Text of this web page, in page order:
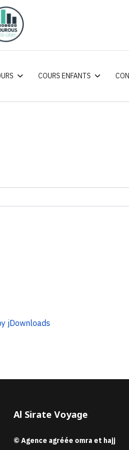
COURS ENFANTS
jDownloads
Al Sirate Voyage
© Agence agréée omra et hajj